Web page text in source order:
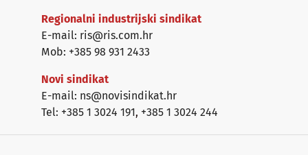
Regionalni industrijski sindikat
E-mail: ris@ris.com.hr
Mob: +385 98 931 2433
Novi sindikat
E-mail: ns@novisindikat.hr
Tel: +385 1 3024 191, +385 1 3024 244